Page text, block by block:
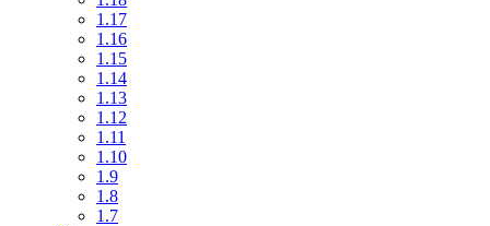
1.17
1.16
1.15
1.14
1.13
1.12
1.11
1.10
1.9
1.8
1.7